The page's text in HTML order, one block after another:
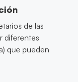
de las
diferentes
que pueden